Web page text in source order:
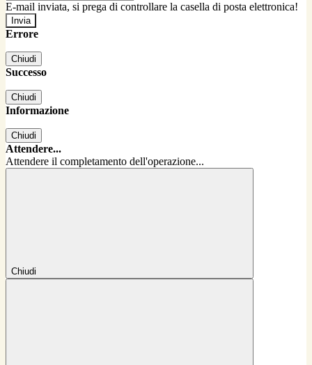
E-mail inviata, si prega di controllare la casella di posta elettronica!
Errore
Chiudi
Successo
Chiudi
Informazione
Chiudi
Attendere...
Attendere il completamento dell'operazione...
Chiudi